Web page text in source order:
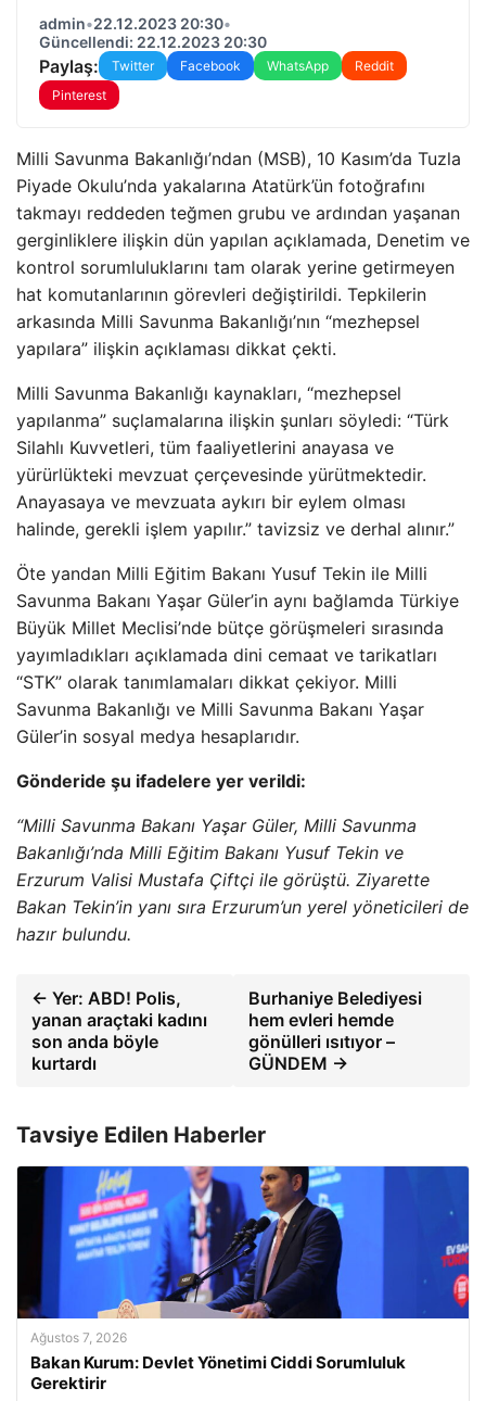
admin•22.12.2023 20:30•
Güncellendi: 22.12.2023 20:30
Paylaş: Twitter Facebook WhatsApp
Reddit
Pinterest
Milli Savunma Bakanlığı’ndan (MSB), 10 Kasım’da Tuzla
Piyade Okulu’nda yakalarına Atatürk’ün fotoğrafını
takmayı reddeden teğmen grubu ve ardından yaşanan
gerginliklere ilişkin dün yapılan açıklamada, Denetim ve
kontrol sorumluluklarını tam olarak yerine getirmeyen
hat komutanlarının görevleri değiştirildi. Tepkilerin
arkasında Milli Savunma Bakanlığı’nın “mezhepsel
yapılara” ilişkin açıklaması dikkat çekti.
Milli Savunma Bakanlığı kaynakları, “mezhepsel
yapılanma” suçlamalarına ilişkin şunları söyledi: “Türk
Silahlı Kuvvetleri, tüm faaliyetlerini anayasa ve
yürürlükteki mevzuat çerçevesinde yürütmektedir.
Anayasaya ve mevzuata aykırı bir eylem olması
halinde, gerekli işlem yapılır.” tavizsiz ve derhal alınır.”
Öte yandan Milli Eğitim Bakanı Yusuf Tekin ile Milli
Savunma Bakanı Yaşar Güler’in aynı bağlamda Türkiye
Büyük Millet Meclisi’nde bütçe görüşmeleri sırasında
yayımladıkları açıklamada dini cemaat ve tarikatları
“STK” olarak tanımlamaları dikkat çekiyor. Milli
Savunma Bakanlığı ve Milli Savunma Bakanı Yaşar
Güler’in sosyal medya hesaplarıdır.
Gönderide şu ifadelere yer verildi:
“Milli Savunma Bakanı Yaşar Güler, Milli Savunma
Bakanlığı’nda Milli Eğitim Bakanı Yusuf Tekin ve
Erzurum Valisi Mustafa Çiftçi ile görüştü. Ziyarette
Bakan Tekin’in yanı sıra Erzurum’un yerel yöneticileri de
hazır bulundu.
← Yer: ABD! Polis,
yanan araçtaki kadını
son anda böyle
kurtardı
Burhaniye Belediyesi
hem evleri hemde
gönülleri ısıtıyor –
GÜNDEM →
Tavsiye Edilen Haberler
Ağustos 7, 2026
Bakan Kurum: Devlet Yönetimi Ciddi Sorumluluk
Gerektirir